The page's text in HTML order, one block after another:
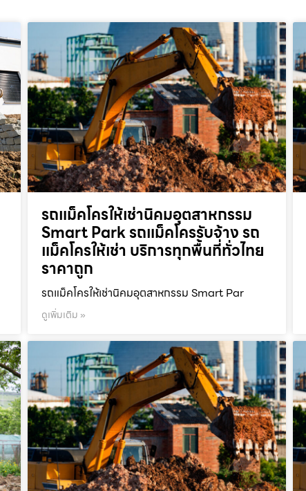
รถแม็คโครให้เช่านิคมอุตสาหกรรม
Smart Park รถแม็คโครรับจ้าง รถ
แม็คโครให้เช่า บริการทุกพื้นที่ทั่วไทย
ราคาถูก
รถแม็คโครให้เช่านิคมอุตสาหกรรม Smart Par
ดูเพิ่มเติม »